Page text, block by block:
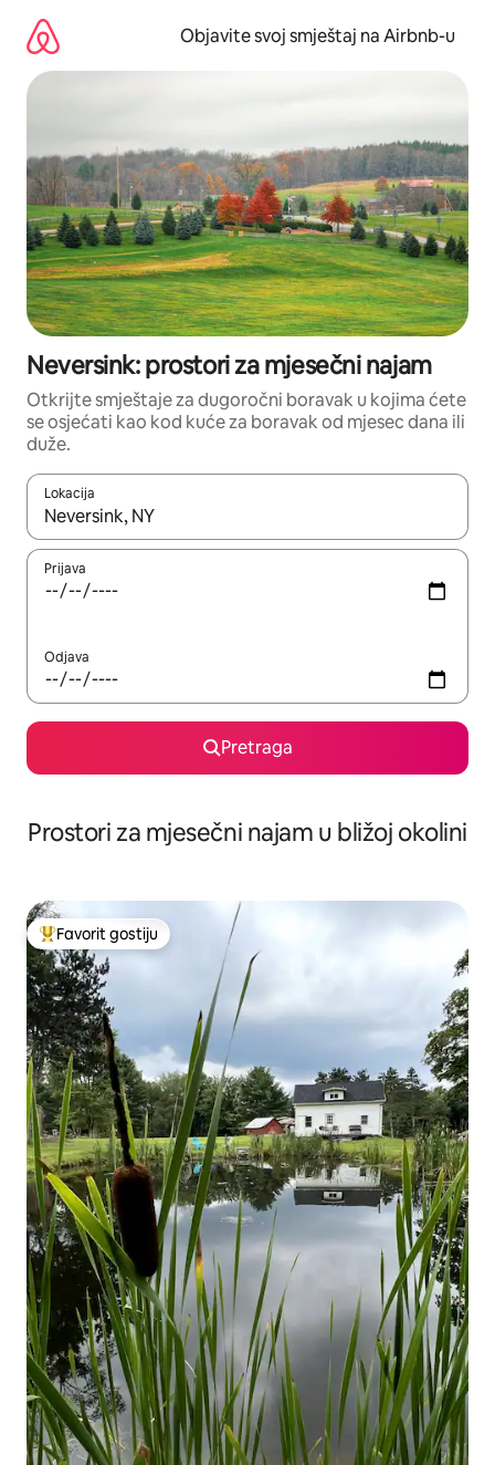
sadržaj
Objavite svoj smještaj na Airbnb-u
Neversink: prostori za mjesečni najam
Otkrijte smještaje za dugoročni boravak u kojima ćete
se osjećati kao kod kuće za boravak od mjesec dana ili
duže.
Lokacija
Kad su rezultati dostupni, možete da se krećete kroz njih
Prijava
Odjava
Pretraga
Prostori za mjesečni najam u bližoj okolini
Glavni favorit gostiju
Favorit gostiju